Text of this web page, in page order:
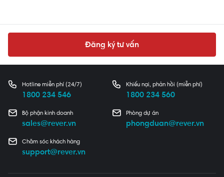
Đăng ký tư vấn
Hotline miễn phí (24/7)
1800 234 546
Khiếu nại, phản hồi (miễn phí)
1800 234 560
Bộ phận kinh doanh
sales@rever.vn
Phòng dự án
phongduan@rever.vn
Chăm sóc khách hàng
support@rever.vn